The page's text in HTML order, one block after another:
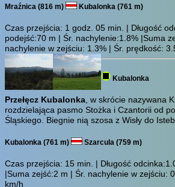
Mraźnica (816 m) Kubalonka (761 m)
Czas przejścia: 1 godz. 05 min.
| Długość
podejść:70 m | Śr. nachylenie:1.8% |Suma
nachylenie w zejściu: 1.3% | Śr. prędkość:
Kubalonka
Przełęcz Kubalonka , w skrócie nazywana
rozdzielająca pasmo Stożka i Czantorii od
Śląskiego. Biegnie nią szosa z Wisły do
Kubalonka (761 m) Szarcula (759 m)
Czas przejścia: 15 min.
| Długość
|Suma zejść:2 m | Śr. nachylenie w zejściu:
km/h